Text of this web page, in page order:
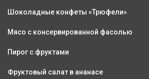
Шоколадные конфеты «Трюфели»
Мясо с консервированной фасолью
Пирог с фруктами
Фруктовый салат в ананасе